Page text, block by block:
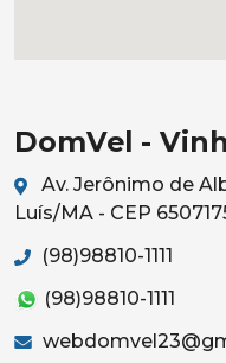
DomVel -
Av. Jerônimo de
Luís/MA - CEP
(98)98810-1111
(98)98810-1111